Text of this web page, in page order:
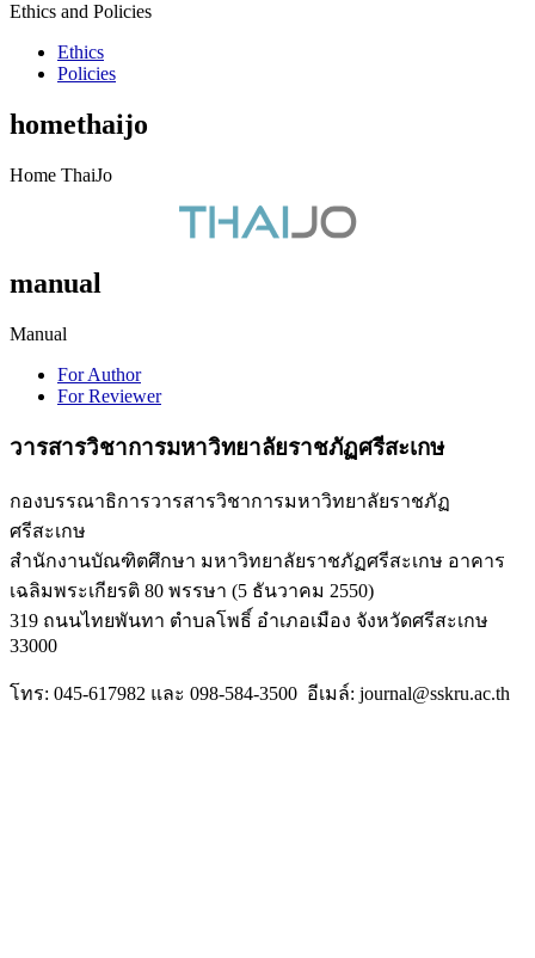
Ethics and Policies
Ethics
Policies
homethaijo
Home ThaiJo
manual
Manual
For Author
For Reviewer
วารสารวิชาการมหาวิทยาลัยราชภัฏศรีสะเกษ
กองบรรณาธิการวารสารวิชาการมหาวิทยาลัยราชภัฏ
ศรีสะเกษ
สำนักงานบัณฑิตศึกษา มหาวิทยาลัยราชภัฏศรีสะเกษ อาคาร
เฉลิมพระเกียรติ 80 พรรษา (5 ธันวาคม 2550)
319 ถนนไทยพันทา ตำบลโพธิ์ อำเภอเมือง จังหวัดศรีสะเกษ
33000
โทร: 045-617982 และ 098-584-3500 อีเมล์: journal@sskru.ac.th